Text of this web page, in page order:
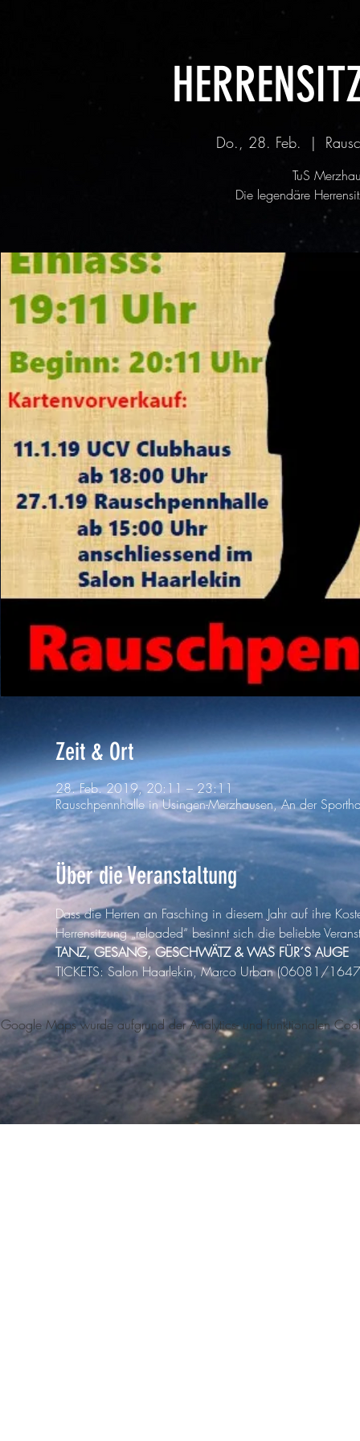
Do., 28. Feb.
  |
TuS
Die legendäre
Zeit & Ort
28. Feb. 2019, 20:11 – 23:11
Rauschpennhalle in Usingen-Merzhausen, An der
Über die Veranstaltung
Dass die Herren an Fasching in diesem Jahr auf ihre
TANZ, GESANG, GESCHWÄTZ & WAS FÜR´S AUGE
TICKETS: Salon Haarlekin, Marco Urban (06081/
Google Maps wurde aufgrund der Analytics- und funktionalen